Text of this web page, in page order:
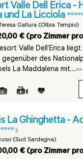
Valle Dell Erica -
und La Licciola
Gallura (Olbia Tempio)
€ (pro Zimmer
Valle Dell’Erica
gegenüber des
La Maddalena mit....»»
La Ghinghetta -
**** s
(Sud Sardegna)
€ (pro Zimmer